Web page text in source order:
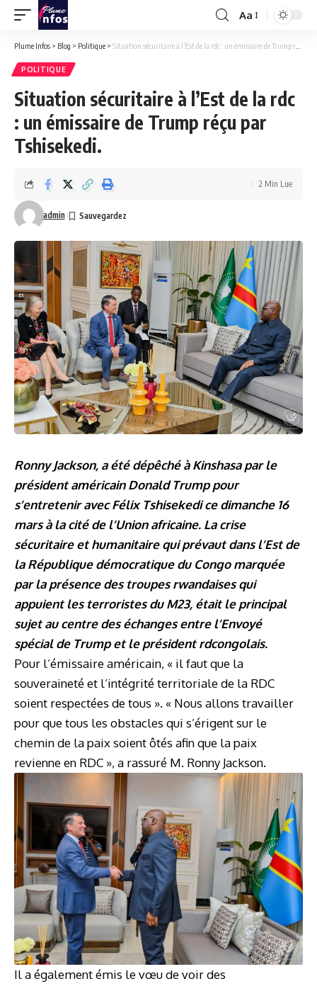
Font
Resizer
Aa
Plume Infos > Blog > Politique > Situation sécuritaire à l’Est de la rdc : un émissaire de Trump réçu par Tshisekedi.
POLITIQUE
Situation sécuritaire à l’Est de la rdc
: un émissaire de Trump réçu par
Tshisekedi.
admin
2 Min Lue
Ronny Jackson, a été dépêché à Kinshasa par le
président américain Donald Trump pour
s’entretenir avec Félix Tshisekedi ce dimanche 16
mars à la cité de l’Union africaine. La crise
sécuritaire et humanitaire qui prévaut dans l’Est de
la République démocratique du Congo marquée
par la présence des troupes rwandaises qui
appuient les terroristes du M23, était le principal
sujet au centre des échanges entre l’Envoyé
spécial de Trump et le président rdcongolais.
Pour l’émissaire américain, « il faut que la
souveraineté et l’intégrité territoriale de la RDC
soient respectées de tous ». « Nous allons travailler
pour que tous les obstacles qui s’érigent sur le
chemin de la paix soient ôtés afin que la paix
revienne en RDC », a rassuré M. Ronny Jackson.
Il a également émis le vœu de voir des